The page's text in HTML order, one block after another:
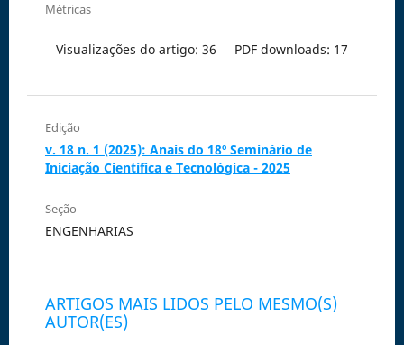
Métricas
Visualizações do artigo: 36 PDF downloads: 17
Edição
v. 18 n. 1 (2025): Anais do 18º Seminário de
Iniciação Científica e Tecnológica - 2025
Seção
ENGENHARIAS
ARTIGOS MAIS LIDOS PELO MESMO(S)
AUTOR(ES)